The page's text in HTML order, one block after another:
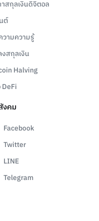
สกุลเงินดิจิตอล
ต์
วามความรู้
สกุลเงิน
Halving
DeFi
งคม
Facebook
Twitter
LINE
Telegram